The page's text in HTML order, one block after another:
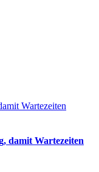
Wartezeiten
damit Wartezeiten